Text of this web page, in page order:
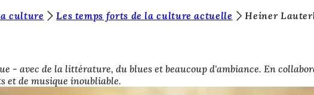
culture Les temps forts de la culture actuelle
Heiner
- avec de la littérature, du blues et beaucoup d'ambiance. En
et de musique inoubliable.